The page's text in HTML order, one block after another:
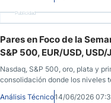
Publicidad
Pares en Foco de la
S&P 500, EUR/USD,
Nasdaq, S&P 500, oro, plata y
consolidación donde los niveles
por la incertidumbre.
Análisis Técnico14/06/2026